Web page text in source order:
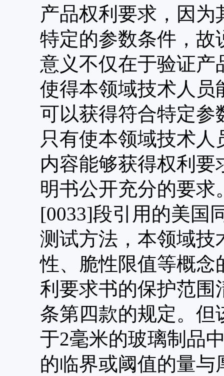
产品权利要求，因
特定的参数条件，故
意义不仅在于验证产
使得本领域技术人员
可以获得符合特定参
只有使本领域技术
内容能够获得权利
明书公开充分的要
[0033]段引用的美国
测试方法，本领域技
性、脆性限值等概念
利要求书的保护范围
条第四款的规定。但
于2毫米的玻璃制品
的临界或阈值的量